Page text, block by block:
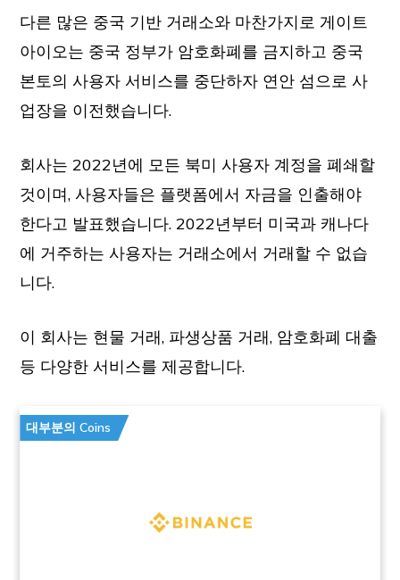
다른 많은 중국 기반 거래소와 마찬가지로 게이트
아이오는 중국 정부가 암호화폐를 금지하고 중국
본토의 사용자 서비스를 중단하자 연안 섬으로 사
업장을 이전했습니다.
회사는 2022년에 모든 북미 사용자 계정을 폐쇄할
것이며, 사용자들은 플랫폼에서 자금을 인출해야
한다고 발표했습니다. 2022년부터 미국과 캐나다
에 거주하는 사용자는 거래소에서 거래할 수 없습
니다.
이 회사는 현물 거래, 파생상품 거래, 암호화폐 대출
등 다양한 서비스를 제공합니다.
대부분의 Coins